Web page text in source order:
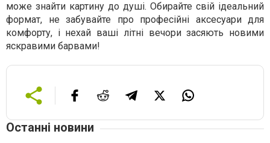
може знайти картину до душі. Обирайте свій ідеальний
формат, не забувайте про професійні аксесуари для
комфорту, і нехай ваші літні вечори засяють новими
яскравими барвами!
Останні новини